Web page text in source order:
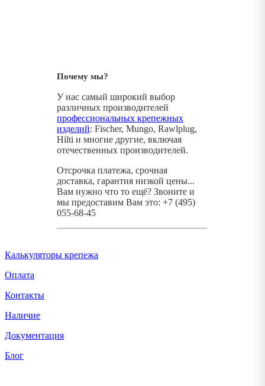
Почему мы?
У нас самый широкий выбор
различных производителей
профессиональных крепежных
изделий: Fischer, Mungo, Rawlplug,
Hilti и многие другие, включая
отечественных производителей.
Отсрочка платежа, срочная
доставка, гарантия низкой цены...
Вам нужно что то ещё? Звоните и
мы предоставим Вам это: +7 (495)
055-68-45
Калькуляторы крепежа
Оплата
Контакты
Наличие
Документация
Блог